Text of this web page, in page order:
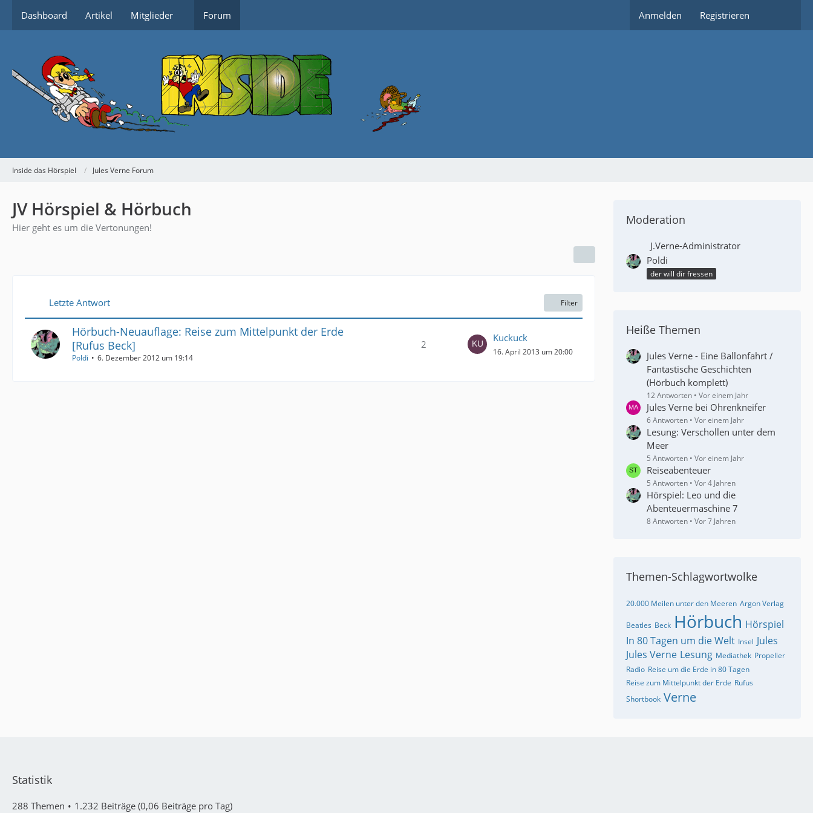
Dashboard Artikel Mitglieder Forum Anmelden Registrieren
Inside das Hörspiel Jules Verne Forum
JV Hörspiel & Hörbuch
Hier geht es um die Vertonungen!
Letzte Antwort Filter
Hörbuch-Neuauflage: Reise zum Mittelpunkt der Erde
[Rufus Beck]
Poldi 6. Dezember 2012 um 19:14
2
Kuckuck
16. April 2013 um 20:00
Moderation
J.Verne-Administrator
Poldi
der will dir fressen
Heiße Themen
Jules Verne - Eine Ballonfahrt /
Fantastische Geschichten
(Hörbuch komplett)
12 Antworten Vor einem Jahr
Jules Verne bei Ohrenkneifer
6 Antworten Vor einem Jahr
Lesung: Verschollen unter dem
Meer
5 Antworten Vor einem Jahr
Reiseabenteuer
5 Antworten Vor 4 Jahren
Hörspiel: Leo und die
Abenteuermaschine 7
8 Antworten Vor 7 Jahren
Themen-Schlagwortwolke
20.000 Meilen unter den Meeren Argon Verlag
Beatles Beck Hörbuch Hörspiel
In 80 Tagen um die Welt Insel Jules
Jules Verne Lesung Mediathek Propeller
Radio Reise um die Erde in 80 Tagen
Reise zum Mittelpunkt der Erde Rufus
Shortbook Verne
Statistik
288 Themen 1.232 Beiträge (0,06 Beiträge pro Tag)